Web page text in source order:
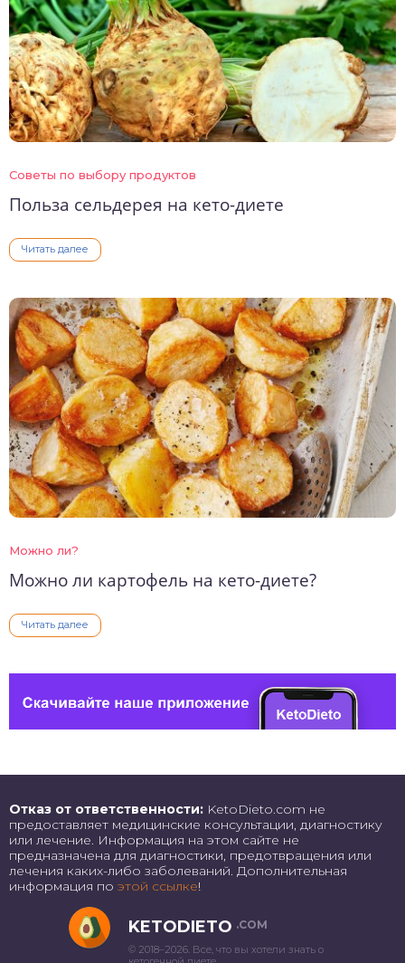
Советы по выбору продуктов
Польза сельдерея на кето-диете
Читать далее
Можно ли?
Можно ли картофель на кето-диете?
Читать далее
Отказ от ответственности: KetoDieto.com не
предоставляет медицинские консультации, диагностику
или лечение. Информация на этом сайте не
предназначена для диагностики, предотвращения или
лечения каких-либо заболеваний. Дополнительная
информация по этой ссылке!
KETODIETO .COM
© 2018–2026. Все, что вы хотели знать о